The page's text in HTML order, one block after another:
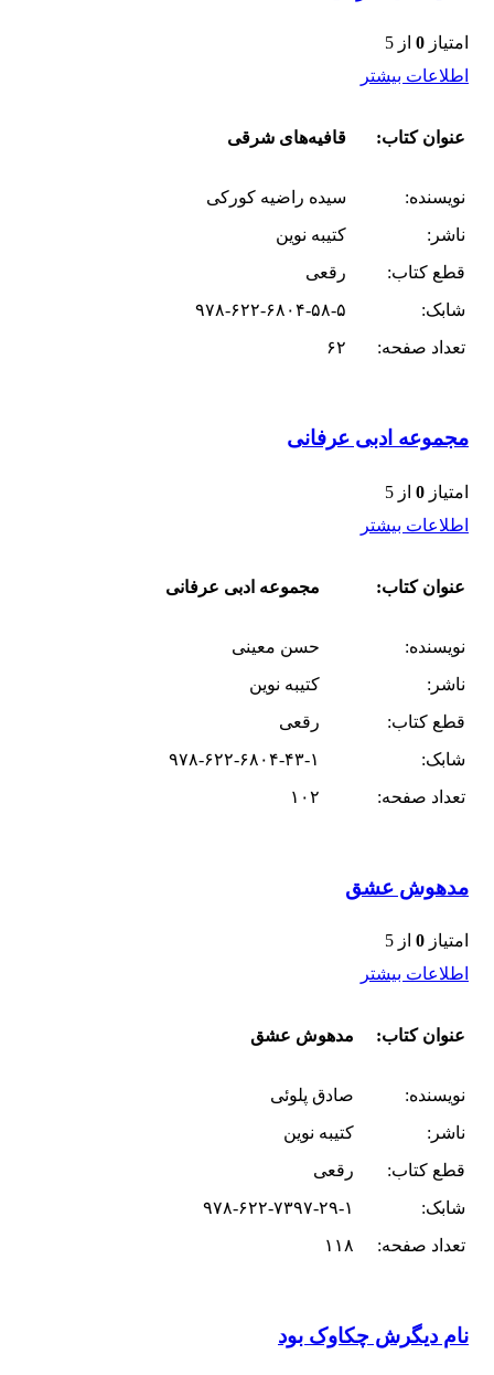
امتیاز 0 از 5
اطلاعات بیشتر
عنوان کتاب: قافیه‌های شرقی
نویسنده:
سیده راضیه کورکی
ناشر:
کتیبه نوین
قطع کتاب:
رقعی
شابک:
۹۷۸-۶۲۲-۶۸۰۴-۵۸-۵
تعداد صفحه:
۶۲
مجموعه ادبی عرفانی
امتیاز 0 از 5
اطلاعات بیشتر
عنوان کتاب: مجموعه ادبی عرفانی
نویسنده:
حسن معینی
ناشر:
کتیبه نوین
قطع کتاب:
رقعی
شابک:
۹۷۸-۶۲۲-۶۸۰۴-۴۳-۱
تعداد صفحه:
۱۰۲
مدهوش عشق
امتیاز 0 از 5
اطلاعات بیشتر
عنوان کتاب: مدهوش عشق
نویسنده:
صادق پلوئی
ناشر:
کتیبه نوین
قطع کتاب:
رقعی
شابک:
۹۷۸-۶۲۲-۷۳۹۷-۲۹-۱
تعداد صفحه:
۱۱۸
نام دیگرش چکاوک بود